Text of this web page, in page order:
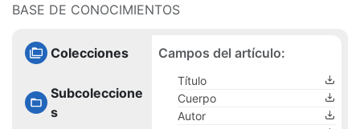
BASE DE CONOCIMIENTOS
Colecciones
Subcoleccione
s
Campos del artículo:
Título
Cuerpo
Autor